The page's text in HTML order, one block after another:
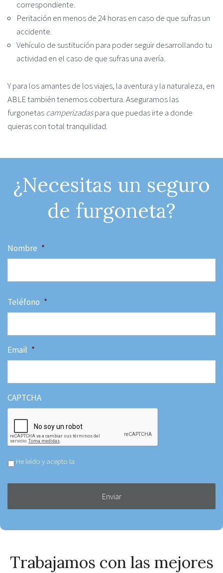
correspondiente.
Peritación en menos de 24 horas en caso de que sufras un
accidente.
Vehículo de sustitución para poder seguir desarrollando tu
actividad en el caso de que sufras una avería.
Y para los amantes de los viajes, la aventura y la naturaleza, en
ABLE también tenemos cobertura. Aseguramos las
furgonetascamperizadaspara que puedas irte a donde
quieras con total tranquilidad.
¿Necesitas un seguro
de furgoneta?
Nombre *
Teléfono *
Email *
CAPTCHA
Aceptar
de
He leído y acepto la
Trabajamos con las mejores